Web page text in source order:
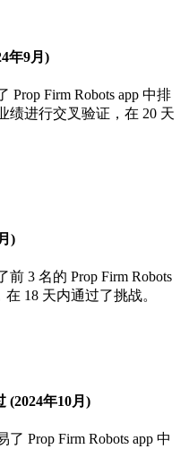
年9月)
Firm Robots app 中排
绩进行交叉验证，在 20 天
)
3 名的 Prop Firm Robots
18 天内通过了挑战。
(2024年10月)
Prop Firm Robots app 中